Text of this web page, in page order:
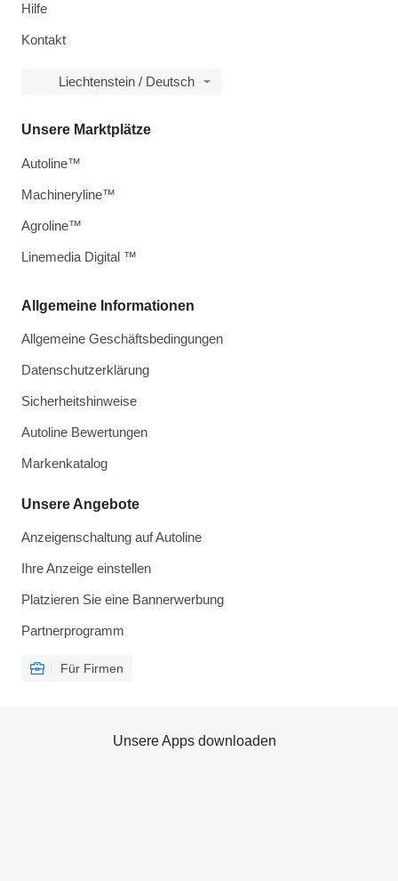
Hilfe
Kontakt
Liechtenstein / Deutsch
Allgemeine Informationen
Allgemeine Geschäftsbedingungen
Datenschutzerklärung
Sicherheitshinweise
Autoline Bewertungen
Markenkatalog
Unsere Angebote
Anzeigenschaltung auf Autoline
Ihre Anzeige einstellen
Platzieren Sie eine Bannerwerbung
Partnerprogramm
Für Firmen
Unsere Marktplätze
Autoline™
Machineryline™
Agroline™
Linemedia Digital ™
Unsere Apps downloaden